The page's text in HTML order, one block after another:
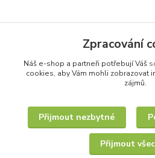
Zpracování
Náš e-shop a partneři potřebují Váš
cookies, aby Vám mohli zobrazovat
zájmů.
Přijmout nezbytné
Přijmout